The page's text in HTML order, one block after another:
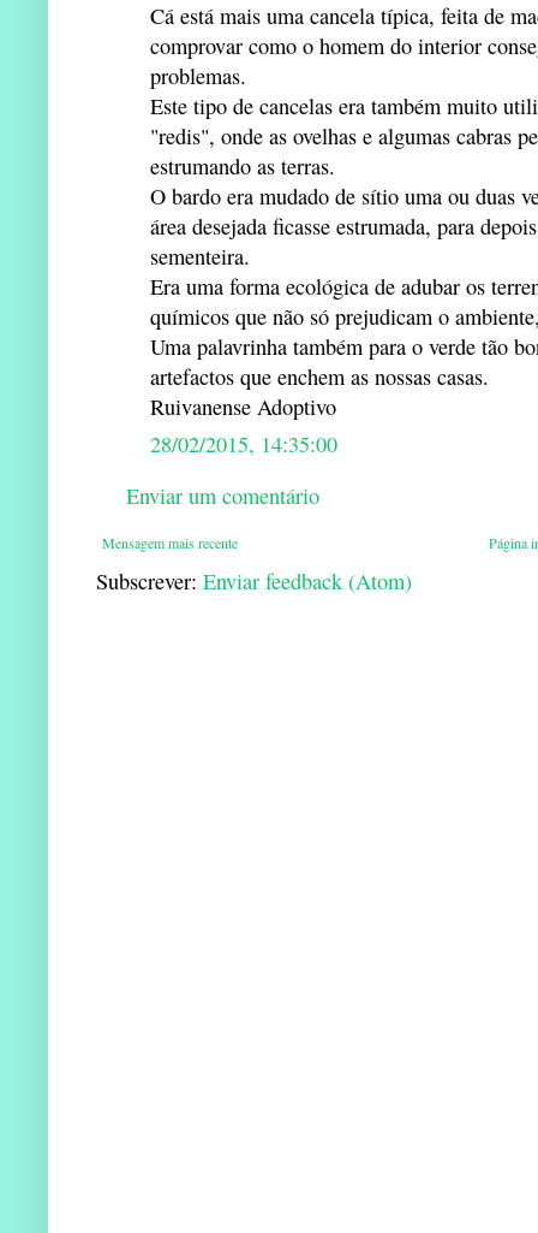
Cá está mais uma cancela típica, feita de
comprovar como o homem do interior
problemas.
Este tipo de cancelas era também muito
"redis", onde as ovelhas e algumas cabras
estrumando as terras.
O bardo era mudado de sítio uma ou duas
área desejada ficasse estrumada, para
sementeira.
Era uma forma ecológica de adubar os
químicos que não só prejudicam o
Uma palavrinha também para o verde tão
artefactos que enchem as nossas casas.
Ruivanense Adoptivo
28/02/2015, 14:35:00
Enviar um comentário
Mensagem mais recente Página
Subscrever: Enviar feedback (Atom)